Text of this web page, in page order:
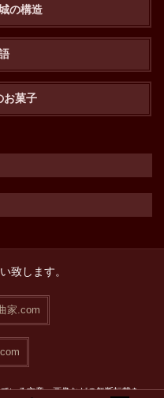
の構造
お菓子
致します。
家.com
いる文章・画像などの無断転載を